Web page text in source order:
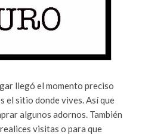
llegó el momento preciso
el sitio donde vives. Así que
algunos adornos. También
visitas o para que